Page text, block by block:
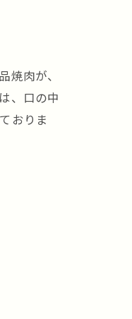
肉が、
、口の中
おりま